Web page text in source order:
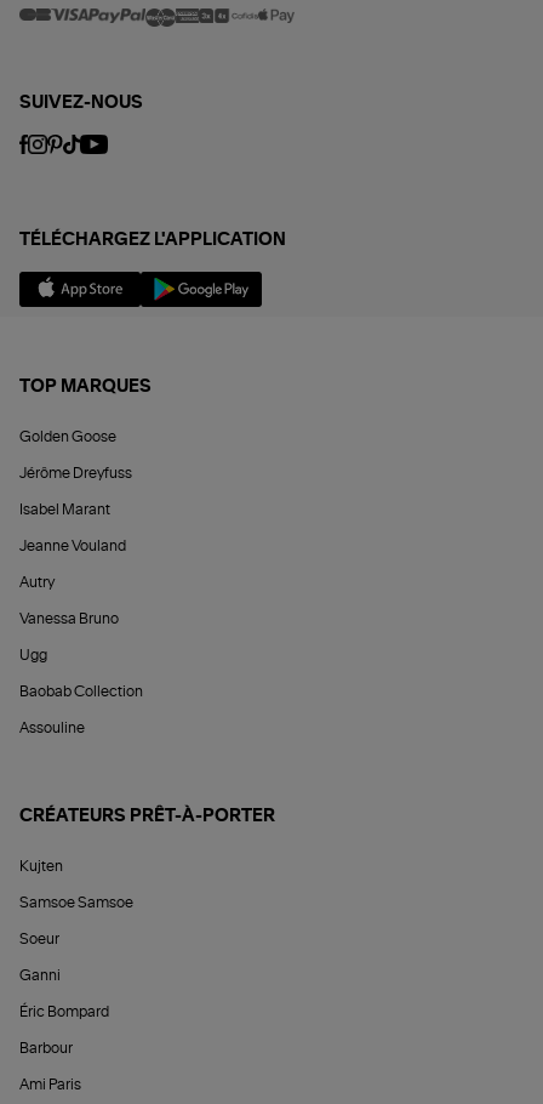
SUIVEZ-NOUS
TÉLÉCHARGEZ L'APPLICATION
TOP MARQUES
Golden Goose
Jérôme Dreyfuss
Isabel Marant
Jeanne Vouland
Autry
Vanessa Bruno
Ugg
Baobab Collection
Assouline
CRÉATEURS PRÊT-À-PORTER
Kujten
Samsoe Samsoe
Soeur
Ganni
Éric Bompard
Barbour
Ami Paris